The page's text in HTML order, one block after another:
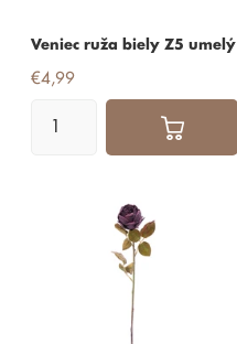
Veniec ruža biely Z5 umelý
€4,99